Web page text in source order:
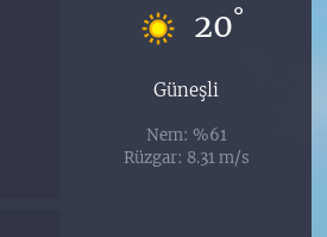
20°
Güneşli
Nem: %61
Rüzgar: 8.31 m/s